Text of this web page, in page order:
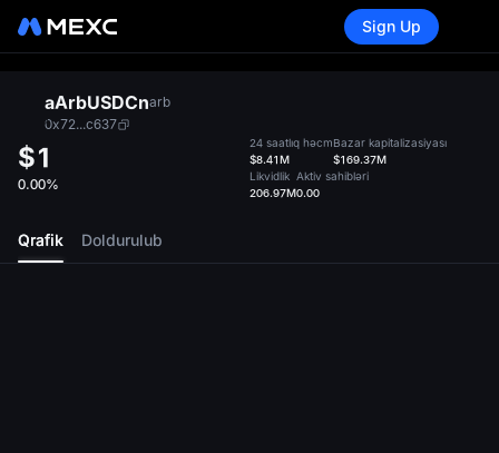
Sign Up
aArbUSDCnarb
0x72...c637
$1
0.00%
24 saatlıq həcm
$8.41M
Bazar kapitalizasiyası
$169.37M
Likvidlik
206.97M
Aktiv sahibləri
0.00
Qrafik Doldurulub